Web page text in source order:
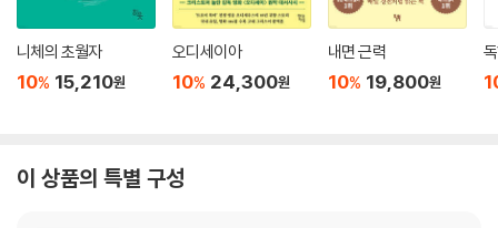
니체의 초월자
10% 15,210원
오디세이아
10% 24,300원
내면 근력
10% 19,800원
이 상품의 특별 구성